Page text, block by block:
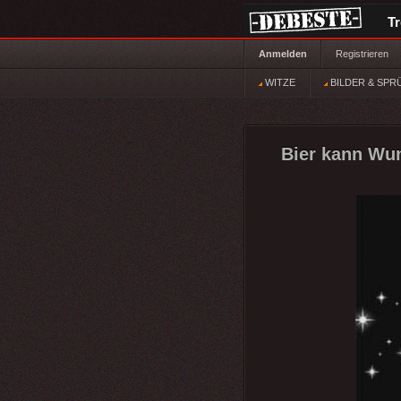
Anmelden Registrieren
WITZE BILDER &
Bier kann